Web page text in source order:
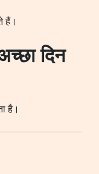
हैं।
दिन
है।